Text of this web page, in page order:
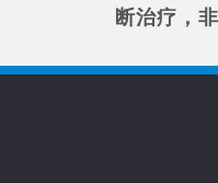
断治疗，